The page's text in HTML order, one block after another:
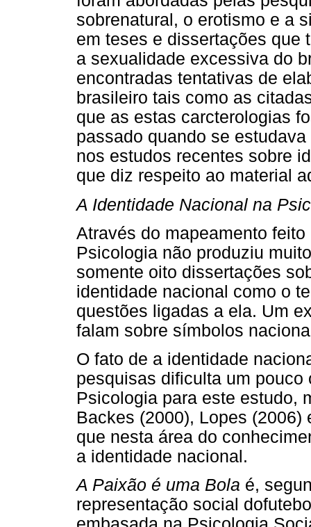
sobrenatural, o erotismo e a
em teses e dissertações que
a sexualidade excessiva do
encontradas tentativas de
brasileiro tais como as
que as estas carcterologias
passado quando se
nos estudos recentes sobre
que diz respeito ao material
A Identidade Nacional na
Através do mapeamento
Psicologia não produziu
somente oito dissertações
identidade nacional como o
questões ligadas a ela. Um
falam sobre símbolos
O fato de a identidade
pesquisas dificulta um
Psicologia para este estudo,
Backes (2000), Lopes
que nesta área do
a identidade nacional.
A Paixão é uma Bola é,
representação social